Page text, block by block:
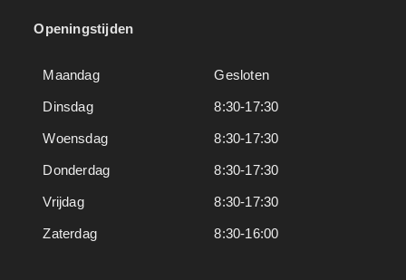
Openingstijden
Maandag Gesloten
Dinsdag 8:30-17:30
Woensdag 8:30-17:30
Donderdag 8:30-17:30
Vrijdag 8:30-17:30
Zaterdag 8:30-16:00